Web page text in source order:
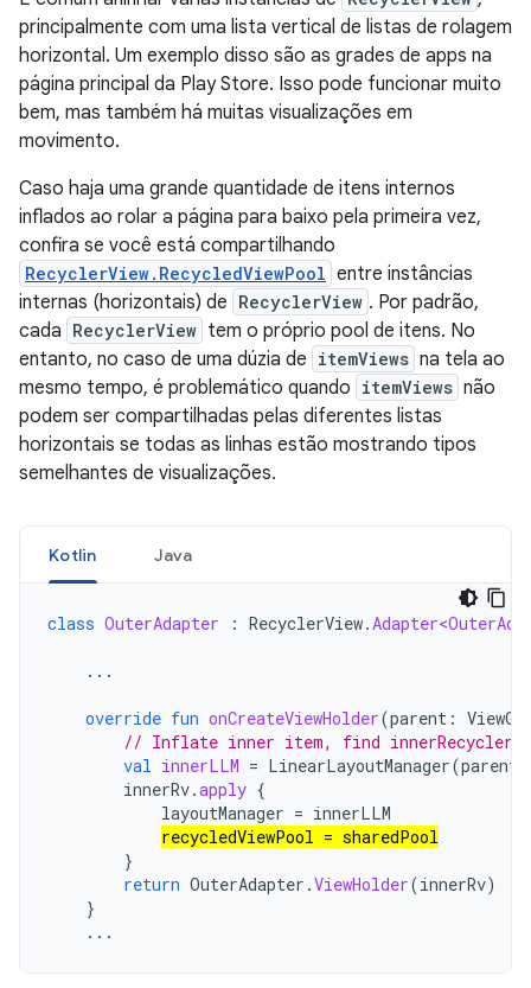
principalmente com uma lista vertical de listas de rolagem
horizontal. Um exemplo disso são as grades de apps na
página principal da Play Store. Isso pode funcionar muito
bem, mas também há muitas visualizações em
movimento.
Caso haja uma grande quantidade de itens internos
inflados ao rolar a página para baixo pela primeira vez,
confira se você está compartilhando
RecyclerView.RecycledViewPool entre instâncias
internas (horizontais) de RecyclerView . Por padrão,
cada RecyclerView tem o próprio pool de itens. No
entanto, no caso de uma dúzia de itemViews na tela ao
mesmo tempo, é problemático quando itemViews não
podem ser compartilhadas pelas diferentes listas
horizontais se todas as linhas estão mostrando tipos
semelhantes de visualizações.
Kotlin Java
class OuterAdapter : RecyclerView.
...
override fun onCreateViewHolder(parent :
// Inflate inner item, find
val innerLLM = LinearLayoutManager(parent
innerRv.apply {
layoutManager = innerLLM
recycledViewPool = sharedPool
}
return OuterAdapter .ViewHolder(innerRv)
}
...